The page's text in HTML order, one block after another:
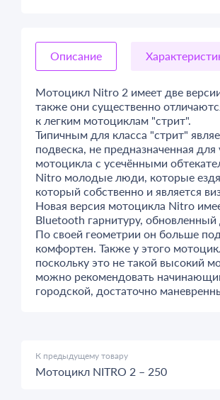
Описание
Мотоцикл Nitro 2 имеет две
также они существенно
к легким мотоциклам "стрит".
Типичным для класса "стрит"
подвеска, не предназначенная
мотоцикла с усечёнными
Nitro молодые люди, которые
который собственно и является
Новая версия мотоцикла Nitro
Bluetooth гарнитуру,
По своей геометрии он больше
комфортен. Также у этого
поскольку это не такой высокий
можно рекомендовать
городской, достаточно
К предыдущему товару
Мотоцикл NITRO 2 – 250